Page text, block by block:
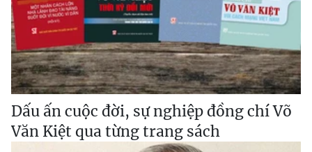
Dấu ấn cuộc đời, sự nghiệp đồng chí Võ
Văn Kiệt qua từng trang sách